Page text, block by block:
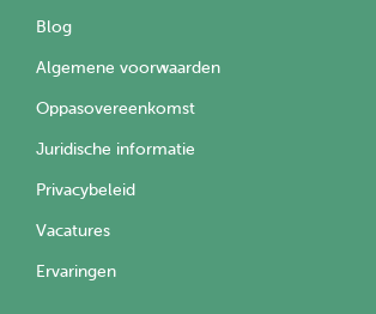
Blog
Algemene voorwaarden
Oppasovereenkomst
Juridische informatie
Privacybeleid
Vacatures
Ervaringen